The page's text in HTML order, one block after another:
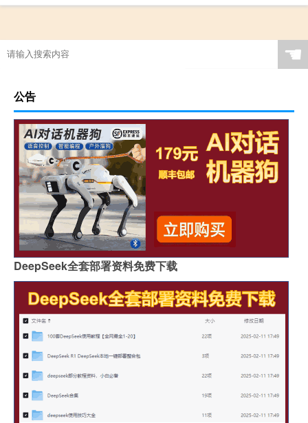
☚
公告
DeepSeek全套部署资料免费下载